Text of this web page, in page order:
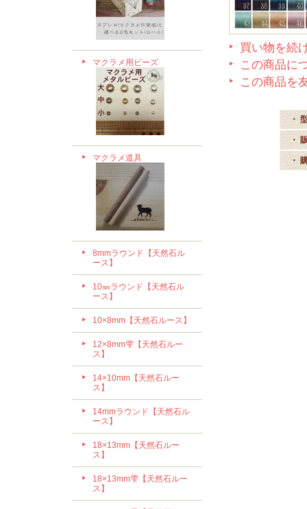
マクラメ用ビーズ
マクラメ道具
8mmラウンド【天然石ル
ース】
10㎜ラウンド【天然石ル
ース】
10×8mm【天然石ルース】
12×8mm雫【天然石ルー
ス】
14×10mm【天然石ルー
ス】
14mmラウンド【天然石ル
ース】
18×13mm【天然石ルー
ス】
18×13mm雫【天然石ルー
ス】
買い物を続
この商品に
この商品を
・
・
・